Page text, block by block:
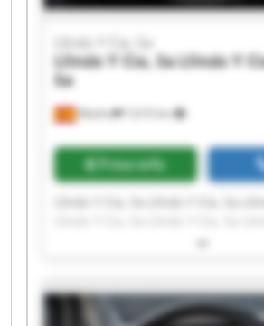
Madrid 7,610 km
Llinás Y Cia, Sa
Llinás Y Cia, SaLlinás Y
Sa
Price info
Llinás Y Cia, Sa Llinás Y Cia, Sa
Llinás Y Cia, Sa Llinás Y Cia, Sa
Llinás Y Cia, Sa Llinás Y Cia, Sa
Llinás Y Cia, Sa Llinás Y Cia, Sa